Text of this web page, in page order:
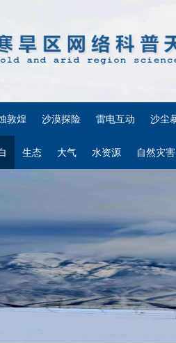
敦煌 沙漠探险 雷电互动 沙尘
生态 大气 水资源 自然灾害